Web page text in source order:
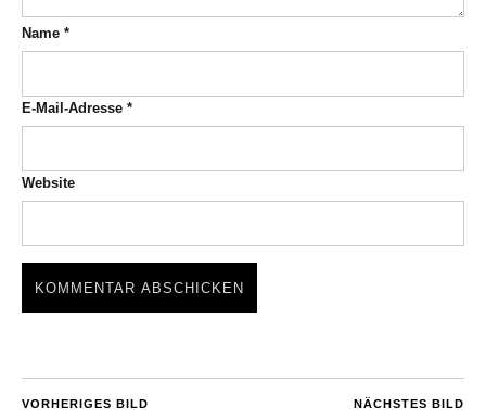
Name *
E-Mail-Adresse *
Website
NÄCHSTES BILD
VORHERIGES BILD